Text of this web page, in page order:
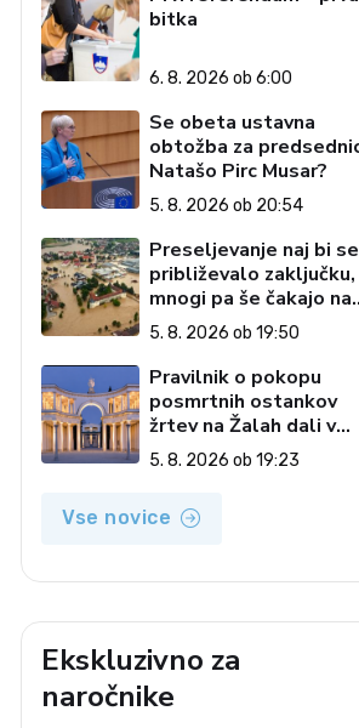
Slovenije
bitka
6. 8. 2026 ob 6:00
Se obeta ustavna
obtožba za
Natašo Pirc Musar?
5. 8. 2026 ob 20:54
Preseljevanje naj bi se
približevalo zaključku,
mnogi pa še čakajo na
domove
5. 8. 2026 ob 19:50
Pravilnik o pokopu
posmrtnih ostankov
žrtev na Žalah dali v
javno razpravo
5. 8. 2026 ob 19:23
Vse novice
Ekskluzivno za
naročnike